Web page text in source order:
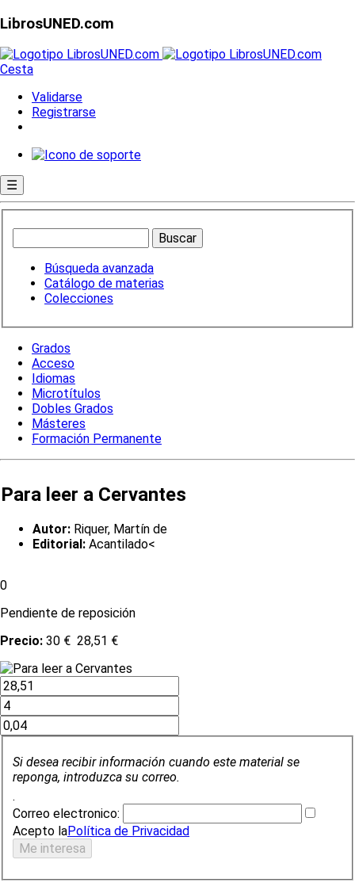
LibrosUNED.com
Cesta
Validarse
Registrarse
☰
Búsqueda avanzada
Catálogo de materias
Colecciones
Grados
Acceso
Idiomas
Microtítulos
Dobles Grados
Másteres
Formación Permanente
Para leer a Cervantes
Autor: Riquer, Martín de
Editorial: Acantilado<
0
Pendiente de reposición
Precio: 30 € 28,51 €
Si desea recibir información cuando este material se
reponga, introduzca su correo.
.
Correo electronico:
Acepto laPolítica de Privacidad